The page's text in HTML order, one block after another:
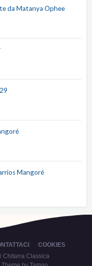
da Matanya Ophee
Mangoré
COOKIES
Chitarra Classica